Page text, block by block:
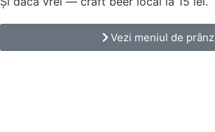
Vezi meniul de prânz